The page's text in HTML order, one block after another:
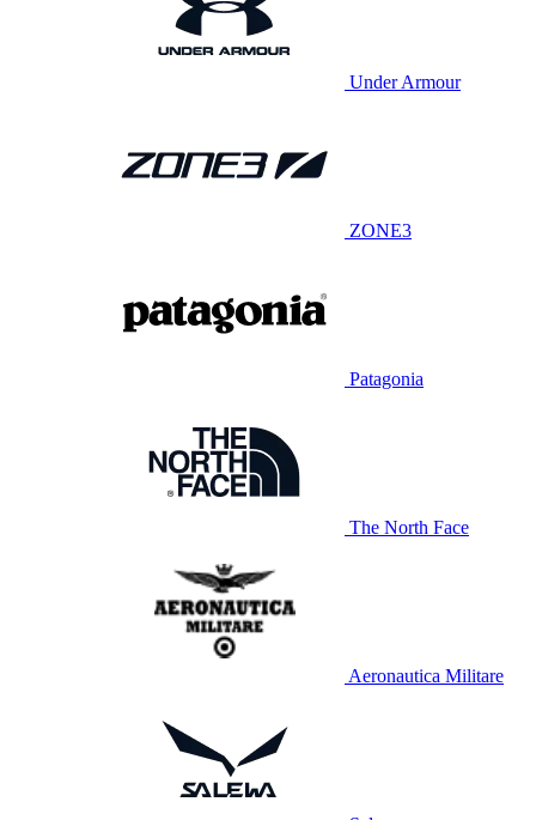
Under Armour
ZONE3
Patagonia
The North Face
Aeronautica Militare